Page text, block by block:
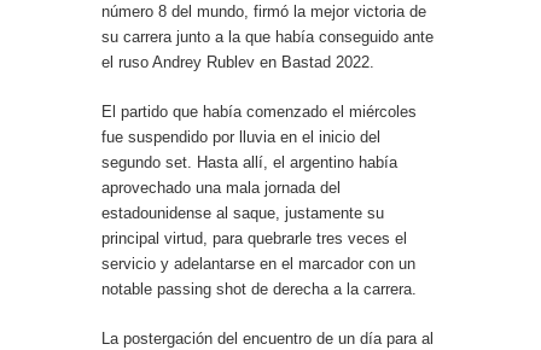
número 8 del mundo, firmó la mejor victoria de
su carrera junto a la que había conseguido ante
el ruso Andrey Rublev en Bastad 2022.
El partido que había comenzado el miércoles
fue suspendido por lluvia en el inicio del
segundo set. Hasta allí, el argentino había
aprovechado una mala jornada del
estadounidense al saque, justamente su
principal virtud, para quebrarle tres veces el
servicio y adelantarse en el marcador con un
notable passing shot de derecha a la carrera.
La postergación del encuentro de un día para al